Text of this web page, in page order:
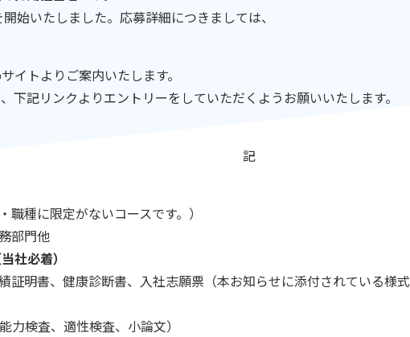
始いたしました。応募詳細につきましては、
イトよりご案内いたします。
下記リンクよりエントリーをしていただくようお願いいたします。
記
種に限定がないコースです。）
部門他
社必着）
明書、健康診断書、入社志願票（本お知らせに添付されている様式
検査、適性検査、小論文）